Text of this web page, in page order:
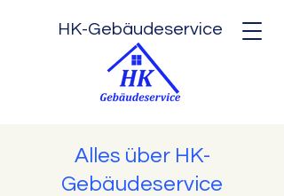
HK-Gebäudeservice
Alles über HK-
Gebäudeservice